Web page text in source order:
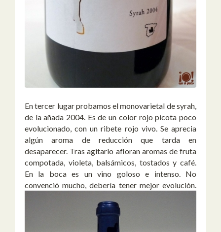
En tercer lugar probamos el monovarietal de syrah,
de la añada 2004. Es de un color rojo picota poco
evolucionado, con un ribete rojo vivo. Se aprecia
algún aroma de reducción que tarda en
desaparecer. Tras agitarlo afloran aromas de fruta
compotada, violeta, balsámicos, tostados y café.
En la boca es un vino goloso e intenso. No
convenció mucho, debería tener mejor evolución.